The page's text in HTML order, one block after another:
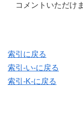
コメントいただけ
索引に戻る
索引-い-に戻る
索引-K-に戻る